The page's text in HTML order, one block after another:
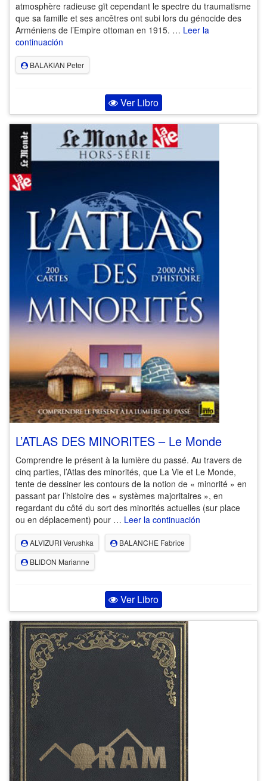
atmosphère radieuse gït cependant le spectre du traumatisme
que sa famille et ses ancêtres ont subi lors du génocide des
Arméniens de l’Empire ottoman en 1915. … Leer la
continuación
BALAKIAN Peter
Ver Libro
L’ATLAS DES MINORITES – Le Monde
Comprendre le présent à la lumière du passé. Au travers de
cinq parties, l’Atlas des minorités, que La Vie et Le Monde,
tente de dessiner les contours de la notion de « minorité » en
passant par l’histoire des « systèmes majoritaires », en
regardant du côté du sort des minorités actuelles (sur place
ou en déplacement) pour … Leer la continuación
ALVIZURI Verushka
BALANCHE Fabrice
BLIDON Marianne
Ver Libro